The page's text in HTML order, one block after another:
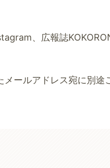
、広報誌
ールアドレス宛に別途